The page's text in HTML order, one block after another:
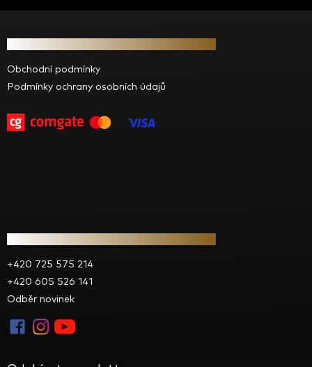
p
Obchodní podmínky
Podmínky ochrany osobních údajů
+420 725 575 214
+420 605 526 141
Odběr novinek